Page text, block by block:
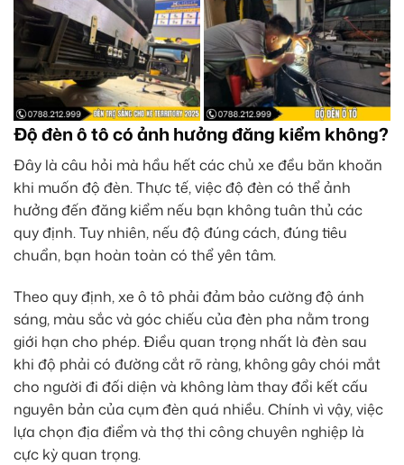
Độ đèn ô tô có ảnh hưởng đăng kiểm không?
Đây là câu hỏi mà hầu hết các chủ xe đều băn khoăn
khi muốn độ đèn. Thực tế, việc độ đèn có thể ảnh
hưởng đến đăng kiểm nếu bạn không tuân thủ các
quy định. Tuy nhiên, nếu độ đúng cách, đúng tiêu
chuẩn, bạn hoàn toàn có thể yên tâm.
Theo quy định, xe ô tô phải đảm bảo cường độ ánh
sáng, màu sắc và góc chiếu của đèn pha nằm trong
giới hạn cho phép. Điều quan trọng nhất là đèn sau
khi độ phải có đường cắt rõ ràng, không gây chói mắt
cho người đi đối diện và không làm thay đổi kết cấu
nguyên bản của cụm đèn quá nhiều. Chính vì vậy, việc
lựa chọn địa điểm và thợ thi công chuyên nghiệp là
cực kỳ quan trọng.